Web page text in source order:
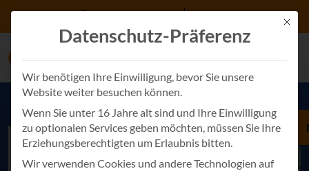
Zum Inhalt springen
Mit
Datenschutz-Präferenz
Wir benötigen Ihre Einwilligung, bevor Sie unsere
Website weiter besuchen können.
Wenn Sie unter 16 Jahre alt sind und Ihre Einwilligung
zu optionalen Services geben möchten, müssen Sie Ihre
Erziehungsberechtigten um Erlaubnis bitten.
Wir verwenden Cookies und andere Technologien auf